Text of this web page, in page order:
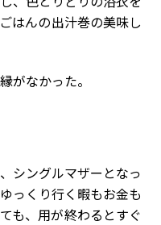
はんの出汁巻の美味し
がなかった。
シングルマザーとなっ
っくり行く暇もお金も
も、用が終わるとすぐ